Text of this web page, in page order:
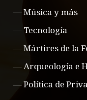
—Música y más
— Tecnología
—Mártires de la
— Arqueología e
—Política de